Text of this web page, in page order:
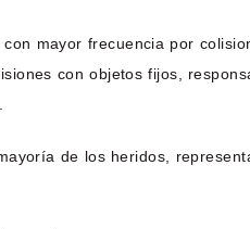
mayor frecuencia por
con objetos fijos,
de los heridos,